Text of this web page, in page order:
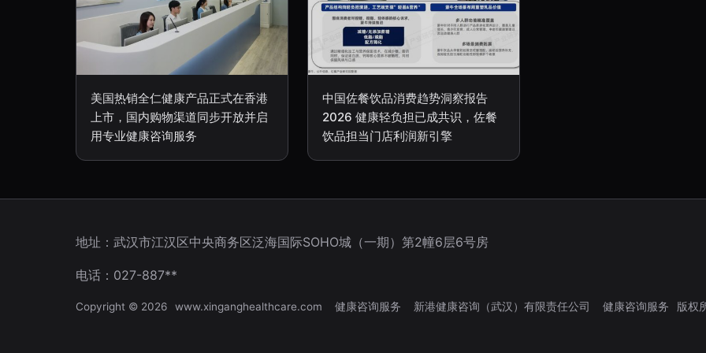
美国热销全仁健康产品正式在香港
上市，国内购物渠道同步开放并启
用专业健康咨询服务
中国佐餐饮品消费趋势洞察报告
2026 健康轻负担已成共识，佐餐
饮品担当门店利润新引擎
地址：武汉市江汉区中央商务区泛海国际SOHO城（一期）第2幢6层6号房
电话：027-887**
Copyright © 2026 www.xinganghealthcare.com 健康咨询服务 新港健康咨询（武汉）有限责任公司 健康咨询服务 版权